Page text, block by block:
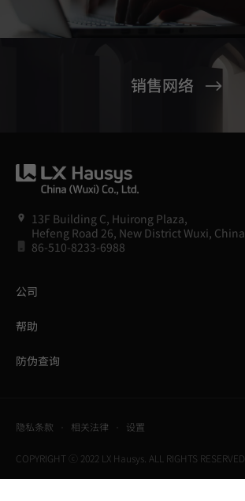
销售网络
13F Building C, Huirong Plaza,
Hefeng Road 26, New District Wuxi, China
86-510-8233-6988
公司
帮助
防伪查询
隐私条款 相关法律 设置
COPYRIGHT ⓒ 2022 LX Hausys. ALL RIGHTS RESERVED.